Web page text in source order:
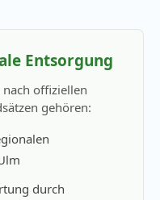
Entsorgung
offiziellen
gehören:
durch